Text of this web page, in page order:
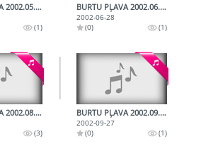
BURTU PĻAVA 2002.05.31.
(1)
BURTU PĻAVA 2002.06.28.
2002-06-28
(0)
(1)
BURTU PĻAVA 2002.08.30.
(3)
BURTU PĻAVA 2002.09.27.
2002-09-27
(0)
(1)